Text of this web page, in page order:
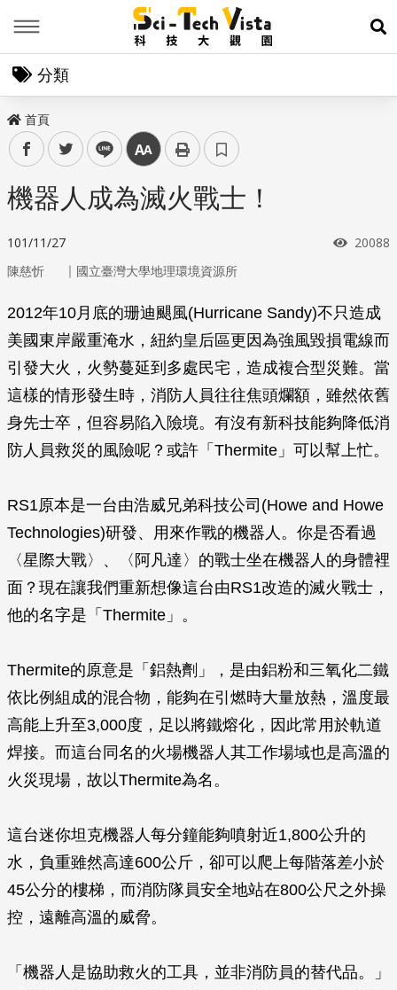
展
分類
首頁
facebooktwitter line 中
機器人成為滅火戰士！
101/11/27 瀏覽次
20088
陳慈忻 ｜ 國立臺灣大學地理環境資源所
2012年10月底的珊迪颶風(Hurricane Sandy)不只造成
美國東岸嚴重淹水，紐約皇后區更因為強風毀損電線而
引發大火，火勢蔓延到多處民宅，造成複合型災難。當
這樣的情形發生時，消防人員往往焦頭爛額，雖然依舊
身先士卒，但容易陷入險境。有沒有新科技能夠降低消
防人員救災的風險呢？或許「Thermite」可以幫上忙。
RS1原本是一台由浩威兄弟科技公司(Howe and Howe
Technologies)研發、用來作戰的機器人。你是否看過
〈星際大戰〉、〈阿凡達〉的戰士坐在機器人的身體裡
面？現在讓我們重新想像這台由RS1改造的滅火戰士，
他的名字是「Thermite」。
Thermite的原意是「鋁熱劑」，是由鋁粉和三氧化二鐵
依比例組成的混合物，能夠在引燃時大量放熱，溫度最
高能上升至3,000度，足以將鐵熔化，因此常用於軌道
焊接。而這台同名的火場機器人其工作場域也是高溫的
火災現場，故以Thermite為名。
這台迷你坦克機器人每分鐘能夠噴射近1,800公升的
水，負重雖然高達600公斤，卻可以爬上每階落差小於
45公分的樓梯，而消防隊員安全地站在800公尺之外操
控，遠離高溫的威脅。
「機器人是協助救火的工具，並非消防員的替代品。」